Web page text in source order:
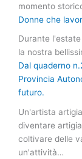
momento
Donne che
Durante
la nostra
Dal quaderno
Provincia
futuro.
Un'artista
diventare
coltivare delle
un'attività…